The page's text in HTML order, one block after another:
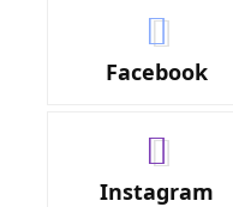
Facebook
Instagram